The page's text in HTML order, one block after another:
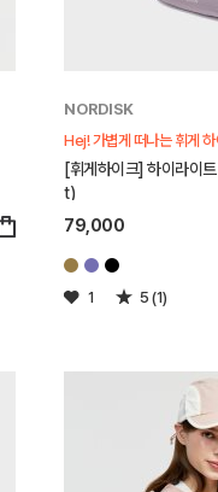
NORDISK
Hej! 가볍게 떠나는 휘게 하
[휘게하이크] 하이라이
t)
79,000
1 5 (1)